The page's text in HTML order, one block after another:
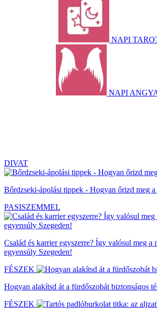
NAPI
NAPI
DIVAT
Bőrdzseki-ápolási tippek - Hogyan őrizd meg a
PASISZEMMEL
Család és karrier egyszerre? Így valósul meg a
egyensúly Szegeden!
FÉSZEK
Hogyan alakítsd át a fürdőszobát biztonságos
FÉSZEK